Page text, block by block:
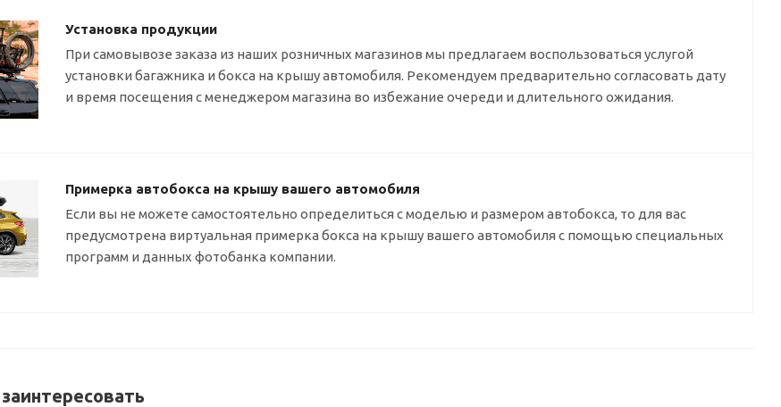
Установка продукции
При самовывозе заказа из наших розничных магазинов мы предлагаем воспользоваться услугой
установки багажника и бокса на крышу автомобиля. Рекомендуем предварительно согласовать дату
и время посещения с менеджером магазина во избежание очереди и длительного ожидания.
Примерка автобокса на крышу вашего автомобиля
Если вы не можете самостоятельно определиться с моделью и размером автобокса, то для вас
предусмотрена виртуальная примерка бокса на крышу вашего автомобиля с помощью специальных
программ и данных фотобанка компании.